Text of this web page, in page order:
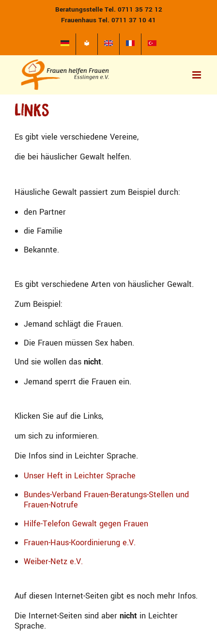
Beratungsstelle Tel. 0711 35 72 12
Frauenhaus Tel. 0711 37 10 41
Links
Es gibt viele verschiedene Vereine,
die bei häuslicher Gewalt helfen.
Häusliche Gewalt passiert zum Beispiel durch:
den Partner
die Familie
Bekannte.
Es gibt verschiedene Arten von häuslicher Gewalt.
Zum Beispiel:
Jemand schlägt die Frauen.
Die Frauen müssen Sex haben.
Und sie wollen das nicht.
Jemand sperrt die Frauen ein.
Klicken Sie auf die Links,
um sich zu informieren.
Die Infos sind in Leichter Sprache.
Unser Heft in Leichter Sprache
Bundes-Verband Frauen-Beratungs-Stellen und
Frauen-Notrufe
Hilfe-Telefon Gewalt gegen Frauen
Frauen-Haus-Koordinierung e.V.
Weiber-Netz e.V.
Auf diesen Internet-Seiten gibt es noch mehr Infos.
Die Internet-Seiten sind aber nicht in Leichter
Sprache.